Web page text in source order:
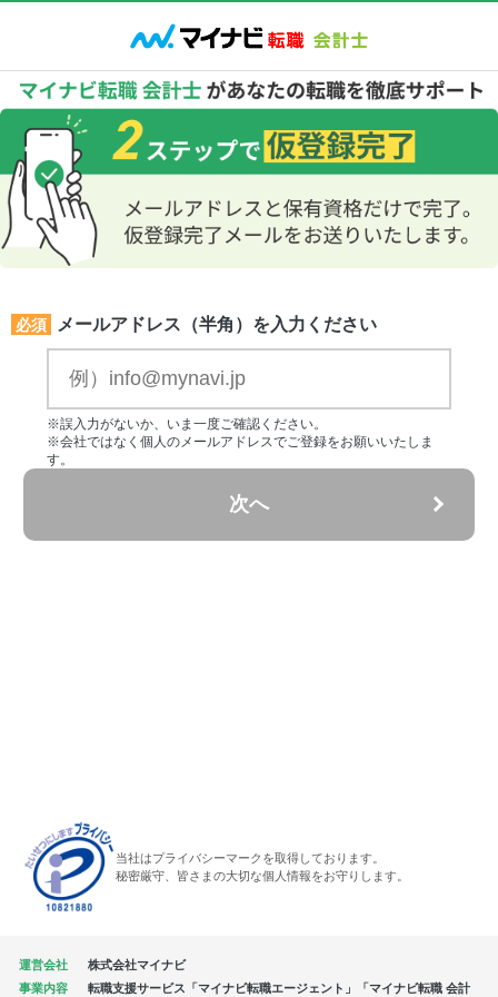
必須 メールアドレス（半角）を入力ください
※誤入力がないか、いま一度ご確認ください。
※会社ではなく個人のメールアドレスでご登録をお願いいたしま
す。
次へ
当社はプライバシーマークを取得しております。
秘密厳守、皆さまの大切な個人情報をお守りします。
運営会社
株式会社マイナビ
事業内容
転職支援サービス「マイナビ転職エージェント」「マイナビ転職 会計